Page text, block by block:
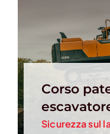
Corso
Sicurezza sul